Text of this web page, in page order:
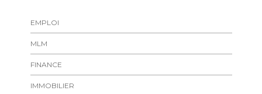
EMPLOI
MLM
FINANCE
IMMOBILIER